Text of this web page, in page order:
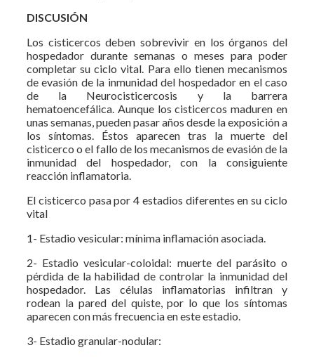
DISCUSIÓN
Los cisticercos deben sobrevivir en los órganos del
hospedador durante semanas o meses para poder
completar su ciclo vital. Para ello tienen mecanismos
de evasión de la inmunidad del hospedador en el caso
de la Neurocisticercosis y la barrera
hematoencefálica. Aunque los cisticercos maduren en
unas semanas, pueden pasar años desde la exposición a
los síntomas. Éstos aparecen tras la muerte del
cisticerco o el fallo de los mecanismos de evasión de la
inmunidad del hospedador, con la consiguiente
reacción inflamatoria.
El cisticerco pasa por 4 estadios diferentes en su ciclo
vital
1- Estadio vesicular: mínima inflamación asociada.
2- Estadio vesicular-coloidal: muerte del parásito o
pérdida de la habilidad de controlar la inmunidad del
hospedador. Las células inflamatorias infiltran y
rodean la pared del quiste, por lo que los síntomas
aparecen con más frecuencia en este estadio.
3- Estadio granular-nodular: